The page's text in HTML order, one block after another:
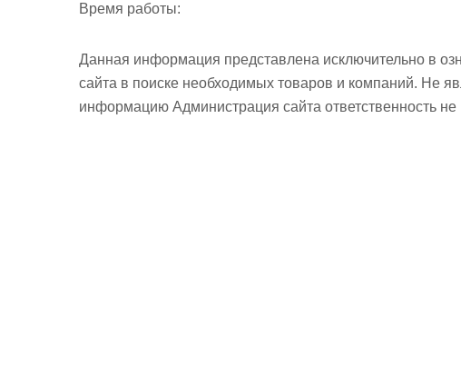
Время работы:
Данная информация представлена исключительно в
сайта в поиске необходимых товаров и компаний. Не
информацию Администрация сайта ответственность не